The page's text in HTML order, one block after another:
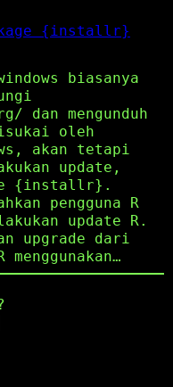
{installr}
biasanya
mengunduh
oleh
akan tetapi
update,
{installr}.
pengguna R
update R.
upgrade dari